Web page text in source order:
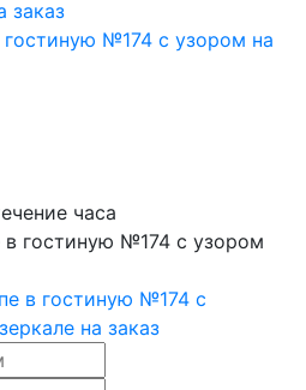
№174 с узором на
часа
гостиную №174 с узором